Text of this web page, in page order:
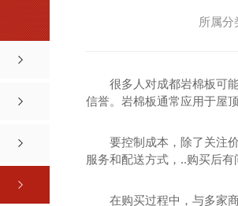
所属
很多人对成都岩棉板可
信誉。岩棉板通常应用于屋
要控制成本，除了关注
服务和配送方式，..购买后有
在购买过程中，与多家